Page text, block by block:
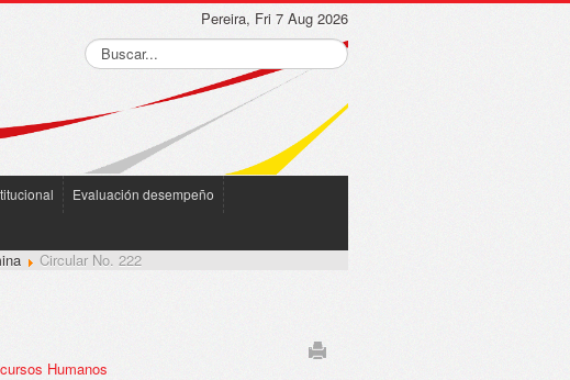
Pereira, Fri 7 Aug 2026
Evaluación desempeño
Circular No. 222
Humanos